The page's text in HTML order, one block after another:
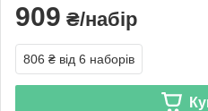
909 ₴/набір
806 ₴ від 6 наборів